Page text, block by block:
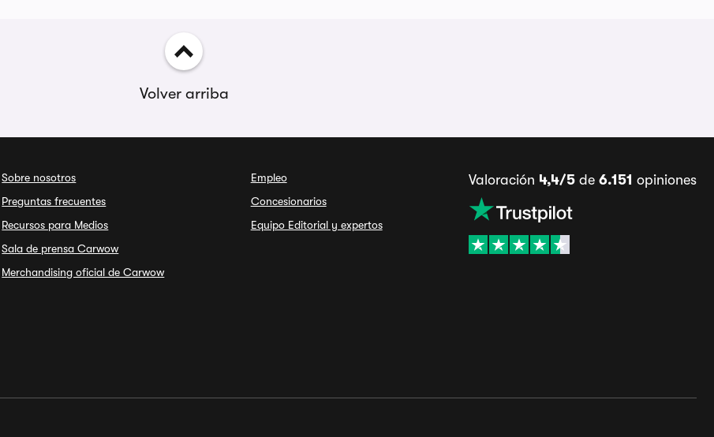
Volver arriba
Sobre nosotros
Preguntas frecuentes
Recursos para Medios
Sala de prensa Carwow
Merchandising oficial de Carwow
Empleo
Concesionarios
Equipo Editorial y expertos
Valoración 4,4/5de 6.151 opiniones